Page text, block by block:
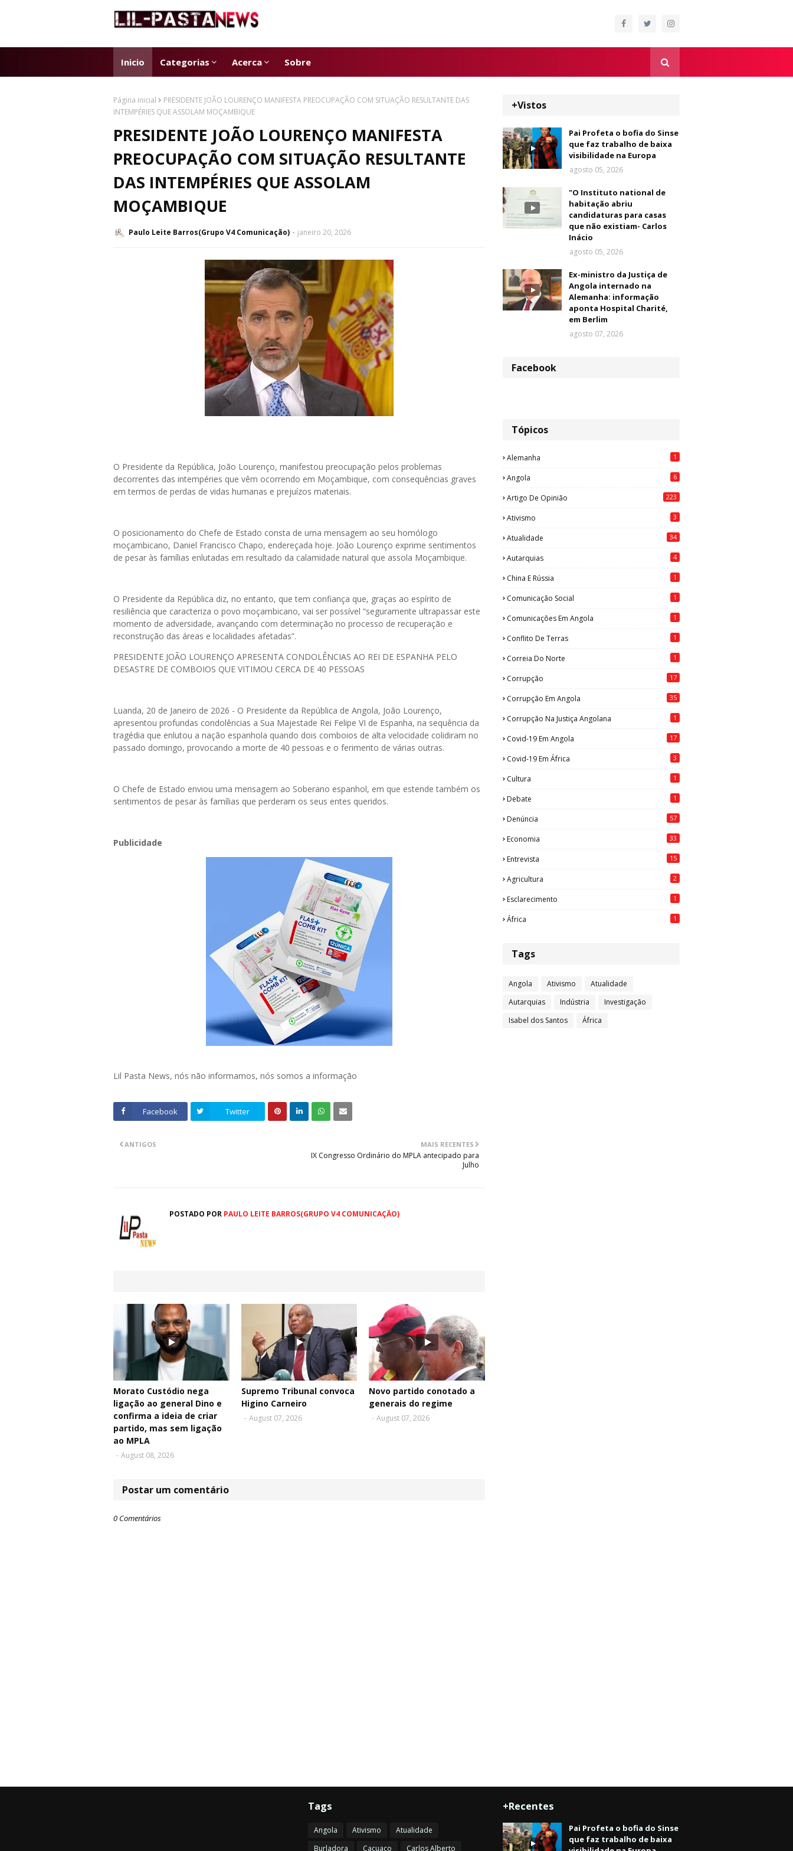
Inicio Categorias Acerca Sobre
Página inicial
PRESIDENTE JOÃO LOURENÇO MANIFESTA PREOCUPAÇÃO COM SITUAÇÃO RESULTANTE DAS
INTEMPÉRIES QUE ASSOLAM MOÇAMBIQUE
PRESIDENTE JOÃO LOURENÇO MANIFESTA
PREOCUPAÇÃO COM SITUAÇÃO RESULTANTE
DAS INTEMPÉRIES QUE ASSOLAM
MOÇAMBIQUE
Paulo Leite Barros(Grupo V4 Comunicação) janeiro 20, 2026
O Presidente da República, João Lourenço, manifestou preocupação pelos problemas
decorrentes das intempéries que vêm ocorrendo em Moçambique, com consequências graves
em termos de perdas de vidas humanas e prejuízos materiais.
O posicionamento do Chefe de Estado consta de uma mensagem ao seu homólogo
moçambicano, Daniel Francisco Chapo, endereçada hoje. João Lourenço exprime sentimentos
de pesar às famílias enlutadas em resultado da calamidade natural que assola Moçambique.
O Presidente da República diz, no entanto, que tem confiança que, graças ao espírito de
resiliência que caracteriza o povo moçambicano, vai ser possível “seguramente ultrapassar este
momento de adversidade, avançando com determinação no processo de recuperação e
reconstrução das áreas e localidades afetadas”.
PRESIDENTE JOÃO LOURENÇO APRESENTA CONDOLÊNCIAS AO REI DE ESPANHA PELO
DESASTRE DE COMBOIOS QUE VITIMOU CERCA DE 40 PESSOAS
Luanda, 20 de Janeiro de 2026 - O Presidente da República de Angola, João Lourenço,
apresentou profundas condolências a Sua Majestade Rei Felipe VI de Espanha, na sequência da
tragédia que enlutou a nação espanhola quando dois comboios de alta velocidade colidiram no
passado domingo, provocando a morte de 40 pessoas e o ferimento de várias outras.
O Chefe de Estado enviou uma mensagem ao Soberano espanhol, em que estende também os
sentimentos de pesar às famílias que perderam os seus entes queridos.
Publicidade
Lil Pasta News, nós não informamos, nós somos a informação
Facebook Twitter
MAIS RECENTES
IX Congresso Ordinário do MPLA antecipado para
Julho
ANTIGOS
POSTADO POR PAULO LEITE BARROS(GRUPO V4 COMUNICAÇÃO)
Morato Custódio nega
ligação ao general Dino e
confirma a ideia de criar
partido, mas sem ligação
ao MPLA
- August 08, 2026
Supremo Tribunal convoca
Higino Carneiro
- August 07, 2026
Novo partido conotado a
generais do regime
- August 07, 2026
Postar um comentário
0 Comentários
+Vistos
Pai Profeta o bofia do Sinse
que faz trabalho de baixa
visibilidade na Europa
agosto 05, 2026
"O Instituto national de
habitação abriu
candidaturas para casas
que não existiam- Carlos
Inácio
agosto 05, 2026
Ex-ministro da Justiça de
Angola internado na
Alemanha: informação
aponta Hospital Charité,
em Berlim
agosto 07, 2026
Facebook
Tópicos
Alemanha 1
Angola 6
Artigo De Opinião 223
Ativismo 3
Atualidade 34
Autarquias 4
China E Rússia 1
Comunicação Social 1
Comunicações Em Angola 1
Conflito De Terras 1
Correia Do Norte 1
Corrupção 17
Corrupção Em Angola 35
Corrupção Na Justiça Angolana 1
Covid-19 Em Angola 17
Covid-19 Em África 3
Cultura 1
Debate 1
Denúncia 57
Economia 33
Entrevista 15
Agricultura 2
Esclarecimento 1
África 1
Tags
Angola Ativismo
Atualidade
Autarquias
Indústria
Investigação
Isabel dos Santos
África
Tags
Angola Ativismo
Atualidade
Burladora
Cacuaco Carlos Alberto
+Recentes
Pai Profeta o bofia do Sinse
que faz trabalho de baixa